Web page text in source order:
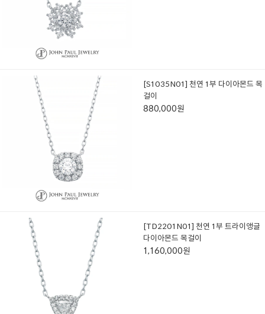
[S1035N01] 천연 1부 다이아몬드 목
걸이
880,000원
[TD2201N01] 천연 1부 트라이앵글
다이아몬드 목걸이
1,160,000원